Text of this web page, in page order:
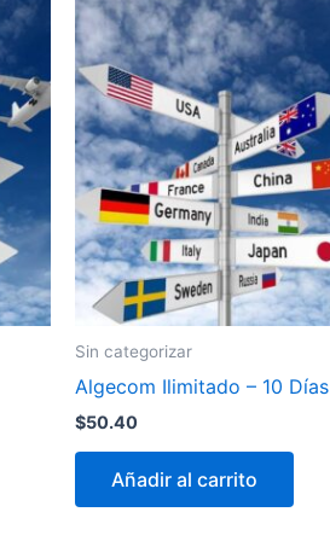
Sin categorizar
Algecom Ilimitado – 10 Días
$50.40
Añadir al carrito